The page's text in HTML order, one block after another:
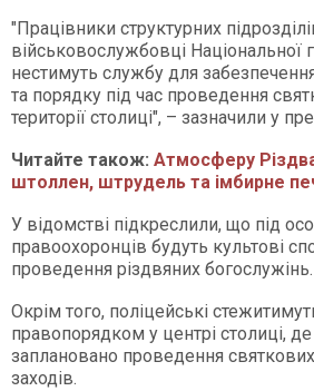
"Працівники структурних
військовослужбовці Національної
нестимуть службу для
та порядку під час проведення
території столиці", – зазначили у
Читайте також: Атмосферу
штоллен, штрудель та імбирне
У відомстві підкреслили, що під
правоохоронців будуть культові
проведення різдвяних богослужінь.
Окрім того, поліцейські
правопорядком у центрі столиці,
заплановано проведення
заходів.